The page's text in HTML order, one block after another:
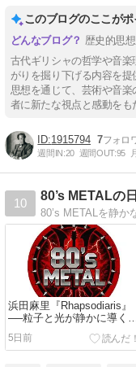
このブログのここがポ
歴史的思
古代ギリシャの哲学や音
がりを掘り下げる内容を
思想を通じて、芸術や音
者に新たな視点と感動をも
1915794 7
週間IN:20 週間OUT:95
10
80’s METALの
浜田麻里『Rhapsodiaris』
──粒子と光が静かに導く
醒の記憶
5日前